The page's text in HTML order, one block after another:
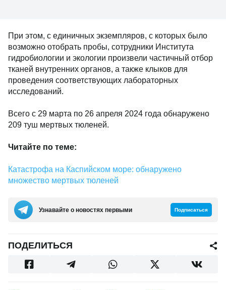
При этом, с единичных экземпляров, с которых было
возможно отобрать пробы, сотрудники Института
гидробиологии и экологии произвели частичный отбор
тканей внутренних органов, а также клыков для
проведения соответствующих лабораторных
исследований.
Всего с 29 марта по 26 апреля 2024 года обнаружено
209 туш мертвых тюленей.
Читайте по теме:
Катастрофа на Каспийском море: обнаружено
множество мертвых тюленей
Узнавайте о новостях первыми Подписаться
ПОДЕЛИТЬСЯ